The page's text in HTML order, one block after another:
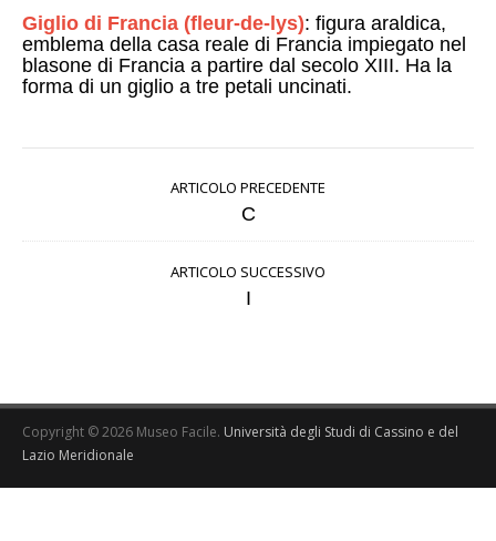
Giglio di Francia (fleur-de-lys): figura araldica,
emblema della casa reale di Francia impiegato nel
blasone di Francia a partire dal secolo XIII. Ha la
forma di un giglio a tre petali uncinati.
ARTICOLO PRECEDENTE
C
ARTICOLO SUCCESSIVO
I
Copyright © 2026 Museo Facile. Università degli Studi di Cassino e del
Lazio Meridionale